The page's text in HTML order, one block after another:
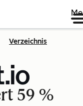
Verzeichnis
59 %